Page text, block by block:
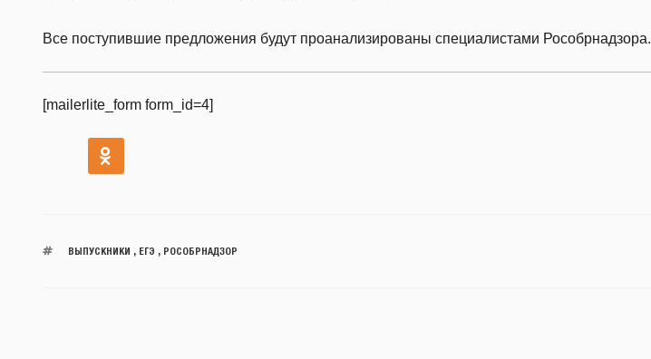
Все поступившие предложения будут проанализированы специалистами Рособрнадзора.
[mailerlite_form form_id=4]
ВЫПУСКНИКИ , ЕГЭ , РОСОБРНАДЗОР